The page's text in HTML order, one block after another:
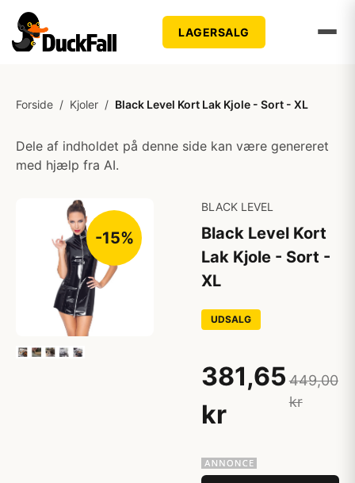
LAGERSALG
Forside / Kjoler / Black Level Kort Lak Kjole - Sort - XL
Dele af indholdet på denne side kan være genereret
med hjælp fra AI.
-15%
BLACK LEVEL
Black Level Kort
Lak Kjole - Sort -
XL
UDSALG
381,65
kr
449,00
kr